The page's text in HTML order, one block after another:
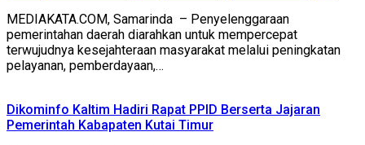
MEDIAKATA.COM, Samarinda – Penyelenggaraan
pemerintahan daerah diarahkan untuk mempercepat
terwujudnya kesejahteraan masyarakat melalui peningkatan
pelayanan, pemberdayaan,…
Dikominfo Kaltim Hadiri Rapat PPID Berserta Jajaran
Pemerintah Kabapaten Kutai Timur